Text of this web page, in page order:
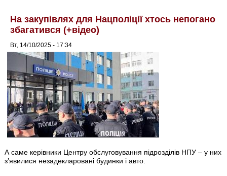
На закупівлях для Нацполіції хтось непогано
збагатився (+відео)
Вт, 14/10/2025 - 17:34
А саме керівники Центру обслуговування підрозділів НПУ – у них
з’явилися незадекларовані будинки і авто.